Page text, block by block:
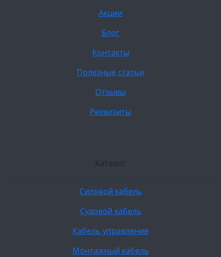
Акции
Блог
Контакты
Полезные статьи
Отзывы
Реквизиты
Каталог
Силовой кабель
Судовой кабель
Кабель управления
Монтажный кабель